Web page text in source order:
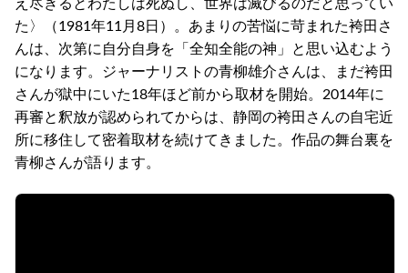
え尽きるとわたしは死ぬし、世界は滅びるのだと思ってい
た〉（1981年11月8日）。あまりの苦悩に苛まれた袴田さ
んは、次第に自分自身を「全知全能の神」と思い込むよう
になります。ジャーナリストの青柳雄介さんは、まだ袴田
さんが獄中にいた18年ほど前から取材を開始。2014年に
再審と釈放が認められてからは、静岡の袴田さんの自宅近
所に移住して密着取材を続けてきました。作品の舞台裏を
青柳さんが語ります。